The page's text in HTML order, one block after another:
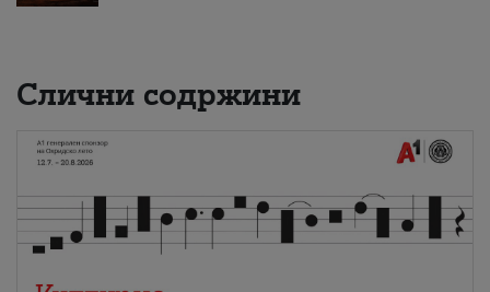
Слични содржини